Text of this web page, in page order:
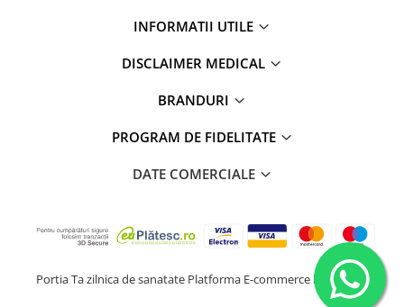
INFORMATII UTILE
DISCLAIMER MEDICAL
BRANDURI
PROGRAM DE FIDELITATE
DATE COMERCIALE
Portia Ta zilnica de sanatate Platforma E-commerce by Gomag